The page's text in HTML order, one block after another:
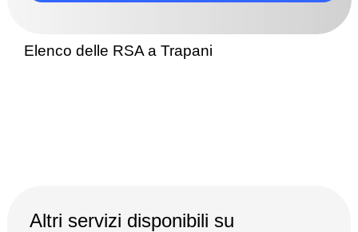
Elenco delle RSA a Trapani
Altri servizi disponibili su